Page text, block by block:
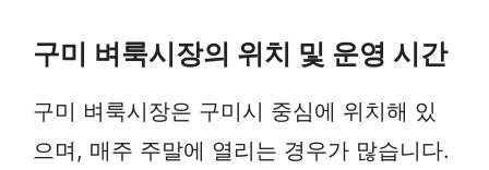
구미 벼룩시장의 위치 및 운영 시간
구미 벼룩시장은 구미시 중심에 위치해 있
으며, 매주 주말에 열리는 경우가 많습니다.